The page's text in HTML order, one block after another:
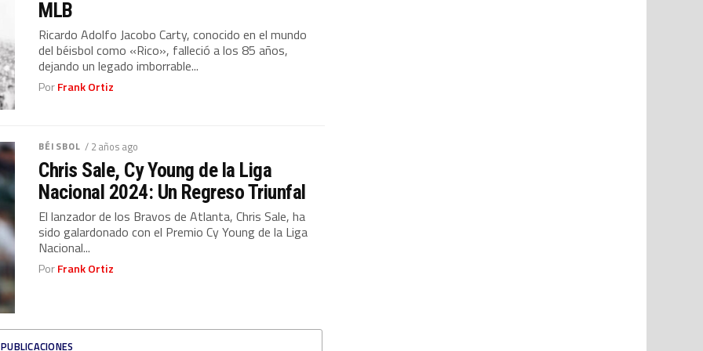
MLB
Ricardo Adolfo Jacobo Carty, conocido en el mundo
del béisbol como «Rico», falleció a los 85 años,
dejando un legado imborrable...
PorFrank Ortiz
BÉISBOL / 2 años ago
Chris Sale, Cy Young de la Liga
Nacional 2024: Un Regreso Triunfal
El lanzador de los Bravos de Atlanta, Chris Sale, ha
sido galardonado con el Premio Cy Young de la Liga
Nacional...
PorFrank Ortiz